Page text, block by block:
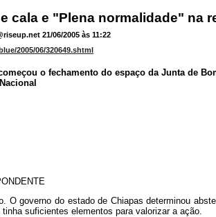
cala e "Plena normalidade" na
21/06/2005 às 11:22
2005/06/320649.shtml
o fechamento do espaço da Junta de
O governo do estado de Chiapas determinou
suficientes elementos para valorizar a ação.